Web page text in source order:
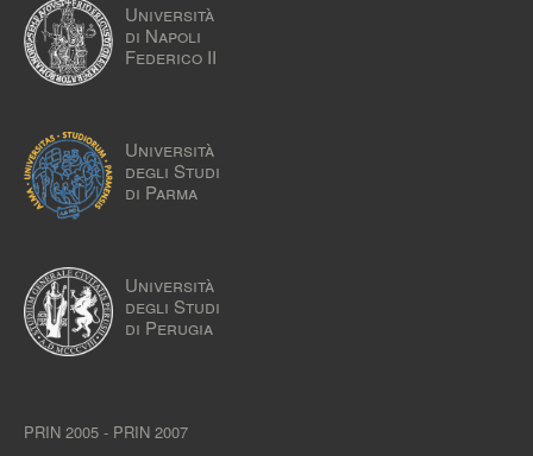
Università
di Napoli
Federico II
Università
degli Studi
di Parma
Università
degli Studi
di Perugia
PRIN 2005 - PRIN 2007